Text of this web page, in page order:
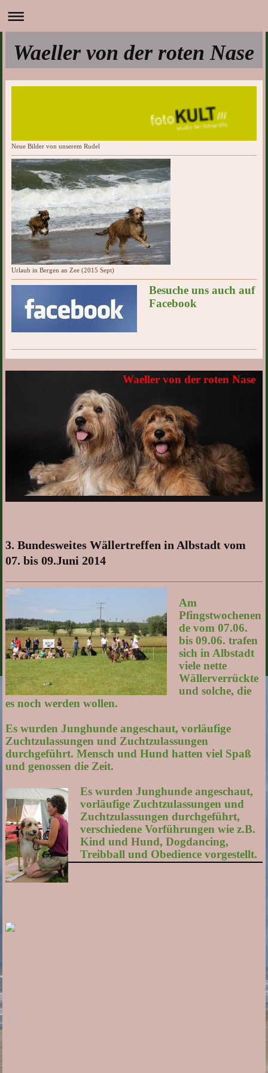
Waeller von der roten Nase
Neue Bilder von unserem Rudel
Urlaub in Bergen an Zee (2015 Sept)
Besuche uns auch auf
Facebook
Waeller von der roten Nase
3. Bundesweites Wällertreffen in Albstadt vom
07. bis 09.Juni 2014
Am
Pfingstwochenen
de vom 07.06.
bis 09.06. trafen
sich in Albstadt
viele nette
Wällerverrückte
und solche, die
es noch werden wollen.
Es wurden Junghunde angeschaut, vorläufige
Zuchtzulassungen und Zuchtzulassungen
durchgeführt. Mensch und Hund hatten viel Spaß
und genossen die Zeit.
Es wurden Junghunde angeschaut,
vorläufige Zuchtzulassungen und
Zuchtzulassungen durchgeführt,
verschiedene Vorführungen wie z.B.
Kind und Hund, Dogdancing,
Treibball und Obedience vorgestellt.